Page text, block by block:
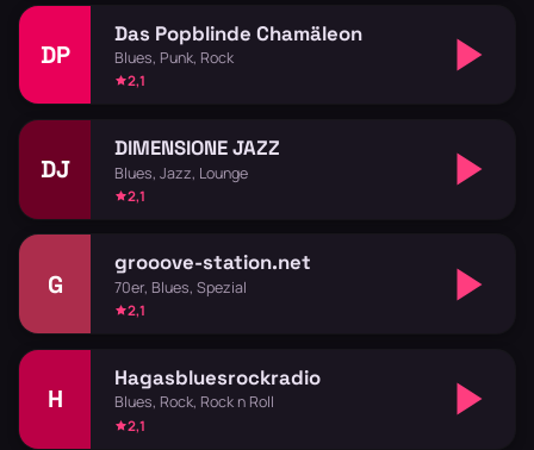
DP
Das Popblinde Chamäleon
Blues, Punk, Rock
2,1
DJ
DIMENSIONE JAZZ
Blues, Jazz, Lounge
2,1
G
grooove-station.net
70er, Blues, Spezial
2,1
H
Hagasbluesrockradio
Blues, Rock, Rock n Roll
2,1